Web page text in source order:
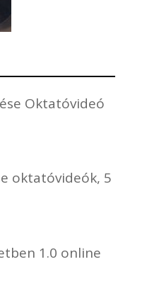
Oktatóvideó
oktatóvideók, 5
1.0 online